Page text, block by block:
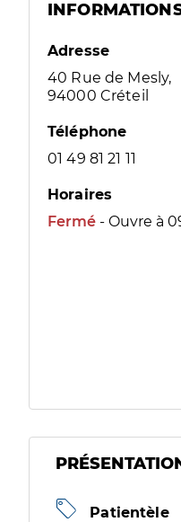
Adresse
40 Rue de Mesly,
94000 Créteil
Téléphone
01 49 81 21 11
Horaires
Fermé - Ouvre à
Patientèle